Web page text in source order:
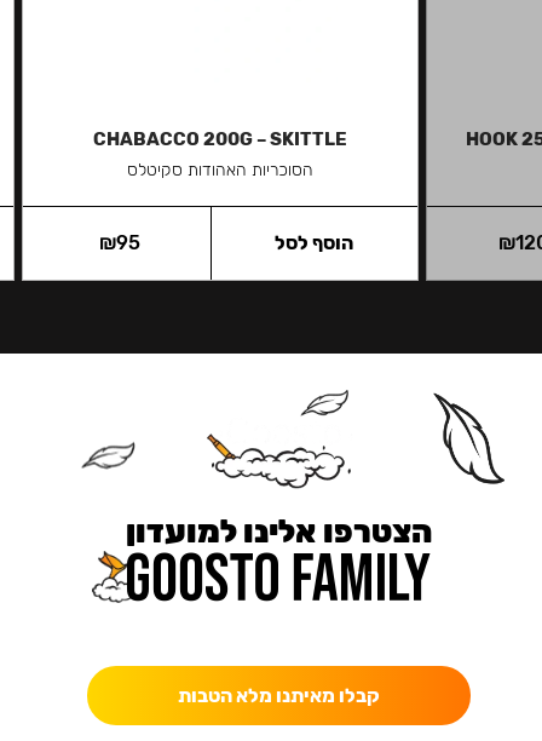
HOOK
₪
CHABACCO 200G – SKITTLE
הסוכריות האהודות סקיטלס
₪95 הוסף לסל
הצטרפו אלינו למועדון
קבלו מאיתנו מלא הטבות